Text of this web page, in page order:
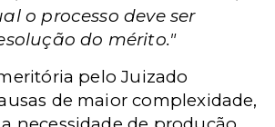
o processo deve ser
do mérito."
pelo Juizado
de maior complexidade,